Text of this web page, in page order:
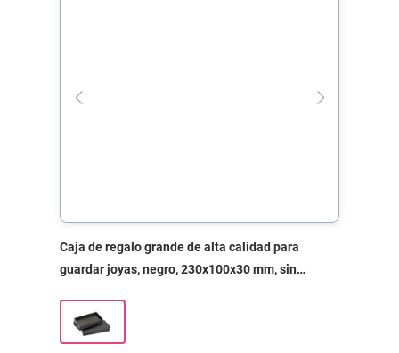
Caja de regalo grande de alta calidad para
guardar joyas, negro, 230x100x30 mm, sin